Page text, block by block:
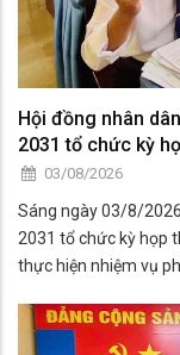
Hội đồng nhân
2031 tổ chức kỳ
03/08/2026
Sáng ngày 03/8/
2031 tổ chức kỳ họp
thực hiện nhiệm vụ
năm.